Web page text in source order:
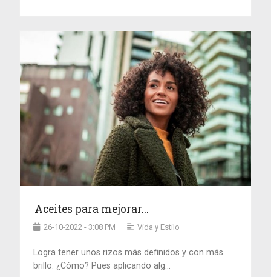
Aceites para mejorar...
26-10-2022 - 3:08 PM Vida y Estilo
Logra tener unos rizos más definidos y con más
brillo. ¿Cómo? Pues aplicando alg...